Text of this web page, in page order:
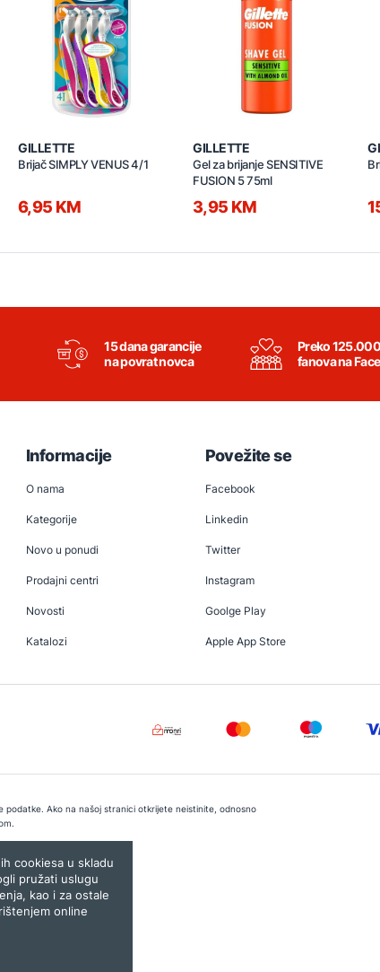
GILLETTE
Brijač SIMPLY VENUS 4/1
6,95 KM
GILLETTE
Gel za brijanje SENSITIVE
FUSION 5 75ml
3,95 KM
15 dana garancije
na povrat novca
Preko 125.000
fanova na
Informacije
O nama
Kategorije
Novo u ponudi
Prodajni centri
Novosti
Katalozi
Povežite se
Facebook
Linkedin
Twitter
Instagram
Goolge Play
Apple App Store
Ako na našoj stranici otkrijete neistinite, odnosno
.
cookiesa u skladu
pružati uslugu
kao i za ostale
online